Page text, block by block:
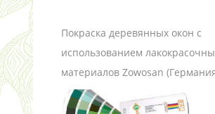
Покраска деревянных окон с
использованием
материалов Zowosan